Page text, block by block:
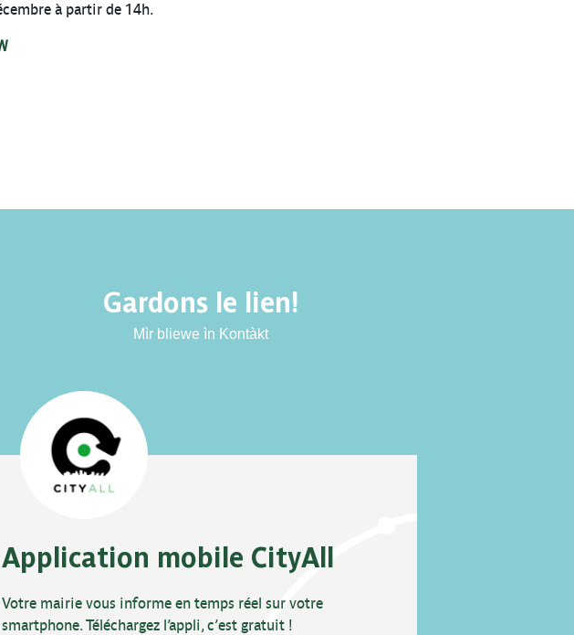
à partir de 14h.
Gardons le lien!
Mìr bliewe ìn Kontàkt
Application mobile CityAll
Votre mairie vous informe en temps réel sur votre
smartphone. Téléchargez l’appli, c’est gratuit !